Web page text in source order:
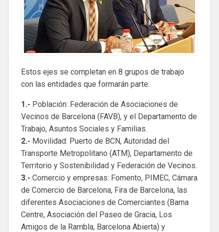
Estos ejes se completan en 8 grupos de trabajo
con las entidades que formarán parte.
1.- Población: Federación de Asociaciones de
Vecinos de Barcelona (FAVB), y el Departamento de
Trabajo, Asuntos Sociales y Familias.
2.- Movilidad: Puerto de BCN, Autoridad del
Transporte Metropolitano (ATM), Departamento de
Territorio y Sostenibilidad y Federación de Vecinos.
3.- Comercio y empresas: Fomento, PIMEC, Cámara
de Comercio de Barcelona, ​​Fira de Barcelona, ​​las
diferentes Asociaciones de Comerciantes (Barna
Centre, Asociación del Paseo de Gracia, Los
Amigos de la Rambla, Barcelona Abierta) y